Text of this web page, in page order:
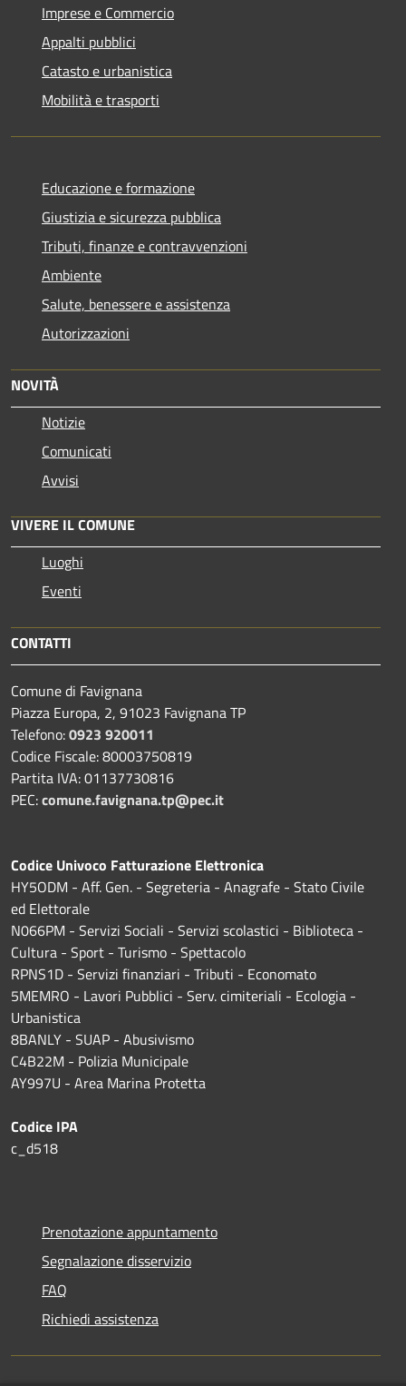
Imprese e Commercio
Appalti pubblici
Catasto e urbanistica
Mobilità e trasporti
Educazione e formazione
Giustizia e sicurezza pubblica
Tributi, finanze e contravvenzioni
Ambiente
Salute, benessere e assistenza
Autorizzazioni
NOVITÀ
Notizie
Comunicati
Avvisi
VIVERE IL COMUNE
Luoghi
Eventi
CONTATTI
Comune di Favignana
Piazza Europa, 2, 91023 Favignana TP
Telefono:0923 920011
Codice Fiscale: 80003750819
Partita IVA: 01137730816
PEC:comune.favignana.tp@pec.it
Codice Univoco Fatturazione Elettronica
HY5ODM - Aff. Gen. - Segreteria - Anagrafe - Stato Civile
ed Elettorale
N066PM - Servizi Sociali - Servizi scolastici - Biblioteca -
Cultura - Sport - Turismo - Spettacolo
RPNS1D - Servizi finanziari - Tributi - Economato
5MEMRO - Lavori Pubblici - Serv. cimiteriali - Ecologia -
Urbanistica
8BANLY - SUAP - Abusivismo
C4B22M - Polizia Municipale
AY997U - Area Marina Protetta
Codice IPA
c_d518
Prenotazione appuntamento
Segnalazione disservizio
FAQ
Richiedi assistenza